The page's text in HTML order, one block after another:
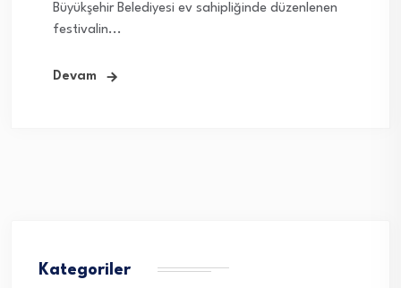
Büyükşehir Belediyesi ev sahipliğinde düzenlenen
festivalin...
Devam
Kategoriler